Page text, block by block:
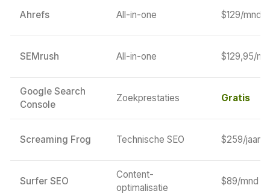
Ahrefs All-in-one $129/mnd
SEMrush All-in-one $129,95/
Google Search
Console
Zoekprestaties Gratis
Screaming Frog Technische SEO $259/jaar
Surfer SEO
Content-
optimalisatie
$89/mnd